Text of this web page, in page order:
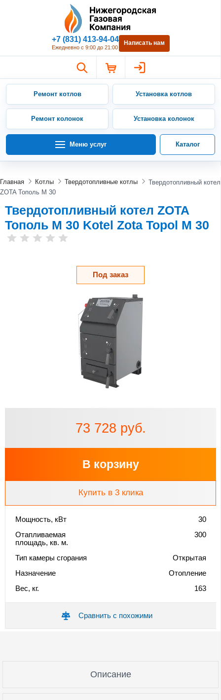
Нижегородская Газовая
+7 (831) 413-94-04
Ежедневно с 9:00 до 21:00
Написать нам
Ремонт котлов Установка котлов
Ремонт колонок Установка колонок
Меню услуг Каталог
Главная Котлы Твердотопливные котлы
Твердотопливный котел
ZOTA Тополь М 30
Твердотопливный котел ZOTA
Тополь М 30 Kotel Zota Topol M 30
Под заказ
73 728 руб.
В корзину
Купить в 3 клика
Мощность, кВт
30
Отапливаемая
площадь, кв. м.
300
Тип камеры сгорания
Открытая
Назначение
Отопление
Вес, кг.
163
Сравнить с похожими
Описание